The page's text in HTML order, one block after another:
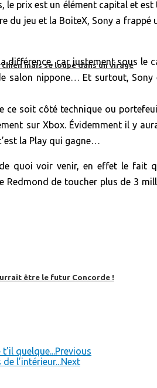
mais se loupe dans un virage
être le futur Concorde !
le prix est un élément capital et
du jeu et la BoiteX, Sony a
différence, car justement sous le
salon nippone… Et surtout,
ce soit côté technique ou
sur Xbox. Évidemment il y
la Play qui gagne…
quoi voir venir, en effet le fait
de toucher plus de 3
t'il quelque...Previous
l’intérieur...Next